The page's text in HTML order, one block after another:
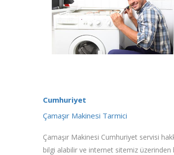
Cumhuriyet
Çamaşır Makinesi Tarmici
Çamaşır Makinesi Cumhuriyet servisi
bilgi alabilir ve internet sitemiz üzerinden